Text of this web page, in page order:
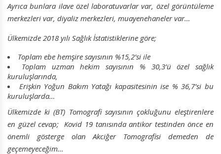
Ayrıca bunlara ilave özel laboratuvarlar var, özel görüntüleme
merkezleri var, diyaliz merkezleri, muayenehaneler var…
Ülkemizde 2018 yılı Sağlık İstatistiklerine göre;
Toplam ebe hemşire sayısının %15,2’si ile
Toplam uzman hekim sayısının % 30,3’ü özel sağlık
kuruluşlarında,
Erişkin Yoğun Bakım Yatağı kapasitesinin ise % 36,7’si bu
kuruluşlarda…
Ülkemizde ki (BT) Tomografi sayısının çokluğunu eleştirenlere
en güzel cevap; Kovid 19 tanısında antikor testinden önce en
önemli gösterge olan Akciğer Tomografisi demeden de
geçemeyeceğim…